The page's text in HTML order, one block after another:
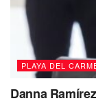
PLAYA DEL
Danna